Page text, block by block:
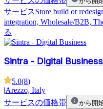
サービスStore build or
integration, Wholesale/B2B,
る
Sintra - Digital Business
5.0(8)
|Arezzo, Italy
サービスの価格帯
から開